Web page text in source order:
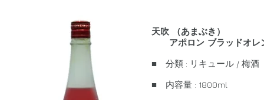
天吹 （あまぶき）
アポロン ブラッドオレ
■ 分類 : リキュール / 梅酒
■ 内容量 : 1800ml